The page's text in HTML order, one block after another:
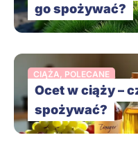
go spożywać?
CIĄŻA, POLECANE
Ocet w ciąży –
spożywać?